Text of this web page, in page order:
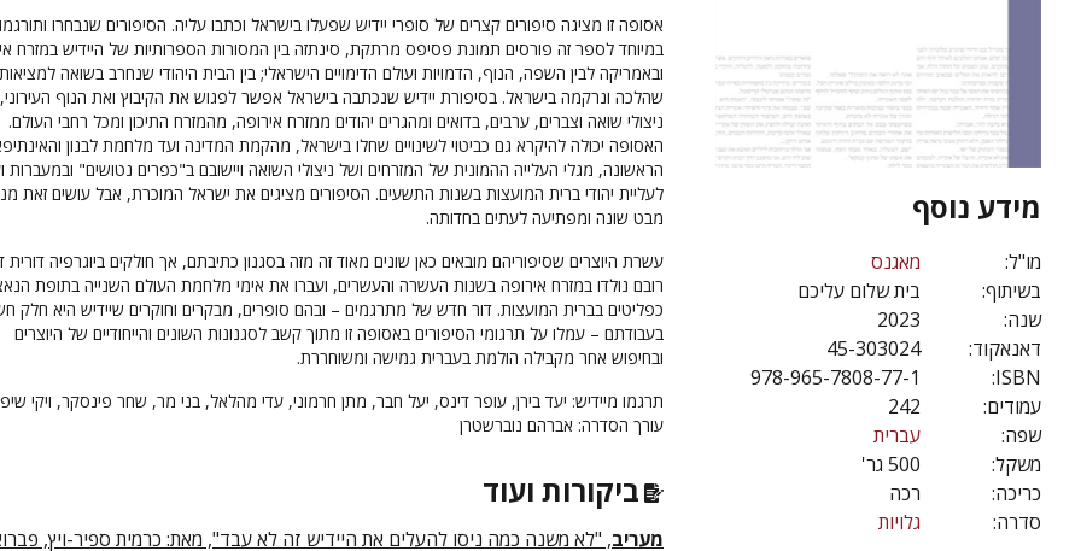
מידע נוסף
מו"ל:
מאגנס
בשיתוף:
בית שלום עליכם
שנה:
2023
דאנאקוד:
45-303024
ISBN:
978-965-7808-77-1
עמודים:
242
שפה:
עברית
משקל:
500 גר'
כריכה:
רכה
סדרה:
גלויות
אסופה זו מציגה סיפורים קצרים של סופרי יידיש שפעלו בישראל וכתבו עליה. הסיפורים שנבחרו ותורגמו
במיוחד לספר זה פורסים תמונת פסיפס מרתקת, סינתזה בין המסורות הספרותיות של היידיש במזרח
ובאמריקה לבין השפה, הנוף, הדמויות ועולם הדימויים הישראלי; בין הבית היהודי שנחרב בשואה למציאות
שהלכה ונרקמה בישראל. בסיפורת יידיש שנכתבה בישראל אפשר לפגוש את הקיבוץ ואת הנוף העירוני,
ניצולי שואה וצברים, ערבים, בדואים ומהגרים יהודים ממזרח אירופה, מהמזרח התיכון ומכל רחבי העולם.
האסופה יכולה להיקרא גם כביטוי לשינויים שחלו בישראל, מהקמת המדינה ועד מלחמת לבנון
הראשונה, מגלי העלייה ההמונית של המזרחים ושל ניצולי השואה ויישובם ב"כפרים נטושים" ובמעברות
לעליית יהודי ברית המועצות בשנות התשעים. הסיפורים מציגים את ישראל המוכרת, אבל עושים זאת
מבט שונה ומפתיעה לעתים בחדותה.
עשרת היוצרים שסיפוריהם מובאים כאן שונים מאוד זה מזה בסגנון כתיבתם, אך חולקים ביוגרפיה דורית
רובם נולדו במזרח אירופה בשנות העשרה והעשרים, ועברו את אימי מלחמת העולם השנייה בתופת
כפליטים בברית המועצות. דור חדש של מתרגמים – ובהם סופרים, מבקרים וחוקרים שיידיש היא חלק
בעבודתם – עמלו על תרגומי הסיפורים באסופה זו מתוך קשב לסגנונות השונים והייחודיים של היוצרים
ובחיפוש אחר מקבילה הולמת בעברית גמישה ומשוחררת.
תרגמו מיידיש: יעד בירן, עופר דינס, יעל חבר, מתן חרמוני, עדי מהלאל, בני מר, שחר פינסקר, ויקי
עורך הסדרה: אברהם נוברשטרן
ביקורות ועוד
מעריב, "לא משנה כמה ניסו להעלים את היידיש זה לא עבד", מאת: כרמית ספיר-ויץ,